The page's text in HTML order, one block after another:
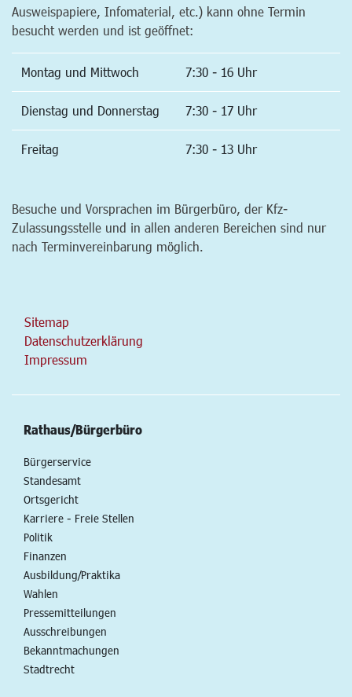
Ausweispapiere, Infomaterial, etc.) kann ohne Termin
besucht werden und ist geöffnet:
Montag und Mittwoch 7:30 - 16 Uhr
Dienstag und Donnerstag 7:30 - 17 Uhr
Freitag 7:30 - 13 Uhr
Besuche und Vorsprachen im Bürgerbüro, der Kfz-
Zulassungsstelle und in allen anderen Bereichen sind nur
nach Terminvereinbarung möglich.
Sitemap
Datenschutzerklärung
Impressum
Rathaus/Bürgerbüro
Bürgerservice
Standesamt
Ortsgericht
Karriere - Freie Stellen
Politik
Finanzen
Ausbildung/Praktika
Wahlen
Pressemitteilungen
Ausschreibungen
Bekanntmachungen
Stadtrecht